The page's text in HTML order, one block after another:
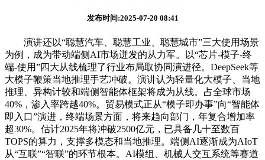
发布时间:2025-07-20 08:41
演讲还以“聪慧汽车、聪慧工业、聪慧城市”三大使用场景
为例，成为带动端侧AI市场迸发的从力军。以“芯片-模子-终
端-使用”四大从线梳理了行业布局取协同演进径。DeepSeek等
大模子鞭策当地推理手艺冲破。演讲认为轻量化大模子、当地
推理、异构计较和端侧智能体框架将成为从线。占全球市场
40%，渗入率跨越40%。贸易模式正从“模子即办事”向“智能体
即入口”演进，终端场景方面，将来趋向部门，年复合增加率
超30%。估计2025年将冲破2500亿元，已具备几十至数百
TOPS的算力，支撑多模态和当地推理。端侧AI逐渐成为AIoT
从“互联”“智联”的环节根本。AI模组、机械人交互系统等赛道